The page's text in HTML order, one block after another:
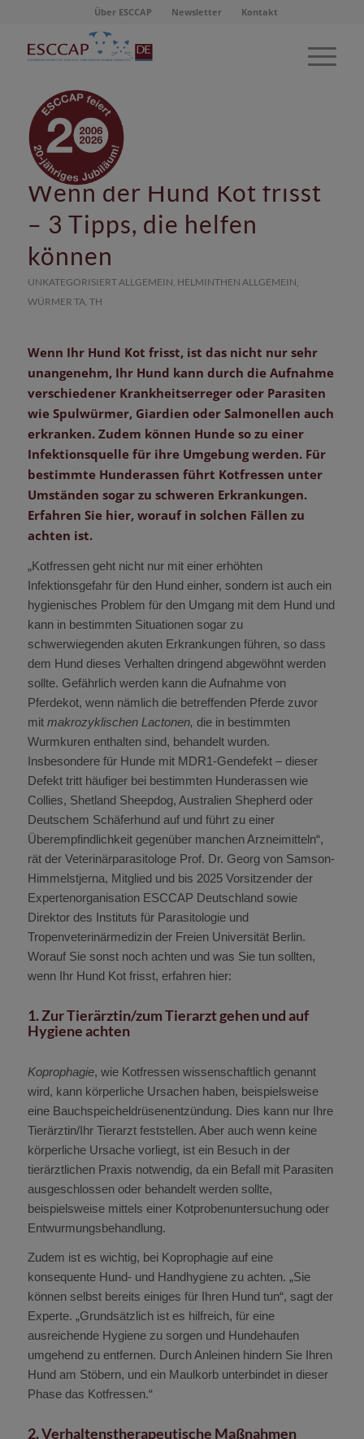
Über ESCCAP Newsletter Kontakt
Schlagwortarchiv für:
Wenn der Hund Kot frisst
– 3 Tipps, die helfen
können
UNKATEGORISIERTALLGEMEIN, HELMINTHEN ALLGEMEIN,
WÜRMER TA, TH
Wenn Ihr Hund Kot frisst, ist das nicht nur sehr
unangenehm, Ihr Hund kann durch die Aufnahme
verschiedener Krankheitserreger oder Parasiten
wie Spulwürmer, Giardien oder Salmonellen auch
erkranken. Zudem können Hunde so zu einer
Infektionsquelle für ihre Umgebung werden. Für
bestimmte Hunderassen führt Kotfressen unter
Umständen sogar zu schweren Erkrankungen.
Erfahren Sie hier, worauf in solchen Fällen zu
achten ist.
„Kotfressen geht nicht nur mit einer erhöhten
Infektionsgefahr für den Hund einher, sondern ist auch ein
hygienisches Problem für den Umgang mit dem Hund und
kann in bestimmten Situationen sogar zu
schwerwiegenden akuten Erkrankungen führen, so dass
dem Hund dieses Verhalten dringend abgewöhnt werden
sollte. Gefährlich werden kann die Aufnahme von
Pferdekot, wenn nämlich die betreffenden Pferde zuvor
mit makrozyklischen Lactonen, die in bestimmten
Wurmkuren enthalten sind, behandelt wurden.
Insbesondere für Hunde mit MDR1-Gendefekt – dieser
Defekt tritt häufiger bei bestimmten Hunderassen wie
Collies, Shetland Sheepdog, Australien Shepherd oder
Deutschem Schäferhund auf und führt zu einer
Überempfindlichkeit gegenüber manchen Arzneimitteln“,
rät der Veterinärparasitologe Prof. Dr. Georg von Samson‐
Himmelstjerna, Mitglied und bis 2025 Vorsitzender der
Expertenorganisation ESCCAP Deutschland sowie
Direktor des Instituts für Parasitologie und
Tropenveterinärmedizin der Freien Universität Berlin.
Worauf Sie sonst noch achten und was Sie tun sollten,
wenn Ihr Hund Kot frisst, erfahren hier:
1. Zur Tierärztin/zum Tierarzt gehen und auf
Hygiene achten
Koprophagie, wie Kotfressen wissenschaftlich genannt
wird, kann körperliche Ursachen haben, beispielsweise
eine Bauchspeicheldrüsenentzündung. Dies kann nur Ihre
Tierärztin/Ihr Tierarzt feststellen. Aber auch wenn keine
körperliche Ursache vorliegt, ist ein Besuch in der
tierärztlichen Praxis notwendig, da ein Befall mit Parasiten
ausgeschlossen oder behandelt werden sollte,
beispielsweise mittels einer Kotprobenuntersuchung oder
Entwurmungsbehandlung.
Zudem ist es wichtig, bei Koprophagie auf eine
konsequente Hund- und Handhygiene zu achten. „Sie
können selbst bereits einiges für Ihren Hund tun“, sagt der
Experte. „Grundsätzlich ist es hilfreich, für eine
ausreichende Hygiene zu sorgen und Hundehaufen
umgehend zu entfernen. Durch Anleinen hindern Sie Ihren
Hund am Stöbern, und ein Maulkorb unterbindet in dieser
Phase das Kotfressen.“
2. Verhaltenstherapeutische Maßnahmen